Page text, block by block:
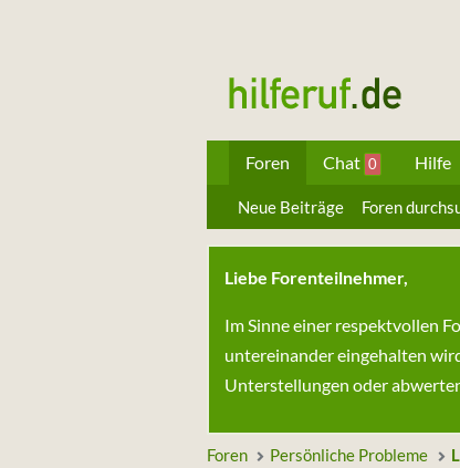
Foren Chat 0 Hilfe
Neue Beiträge Foren
Liebe Forenteilnehmer,
Im Sinne einer respektvollen
untereinander eingehalten
Unterstellungen oder
Foren Persönliche Probleme